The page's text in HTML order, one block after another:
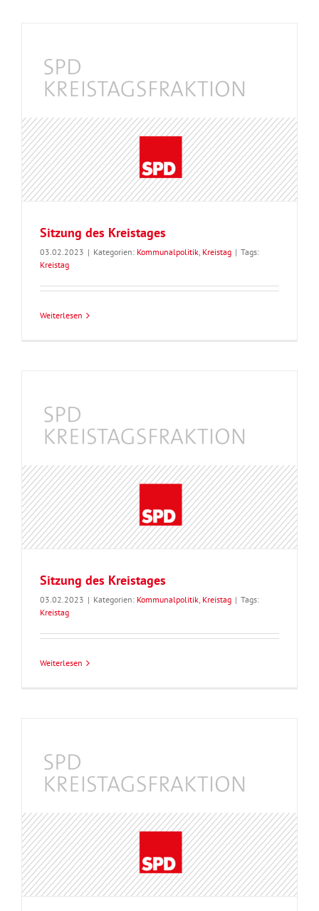
Sitzung des Kreistages
03.02.2023 | Kategorien: Kommunalpolitik, Kreistag | Tags:
Kreistag
Weiterlesen
Sitzung des Kreistages
03.02.2023 | Kategorien: Kommunalpolitik, Kreistag | Tags:
Kreistag
Weiterlesen